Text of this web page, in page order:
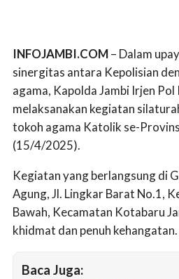
INFOJAMBI.COM– Dalam
sinergitas antara Kepolisian
agama, Kapolda Jambi Irjen
melaksanakan kegiatan
tokoh agama Katolik se-
(15/4/2025).
Kegiatan yang berlangsung di
Agung, Jl. Lingkar Barat No.1,
Bawah, Kecamatan Kotabaru
khidmat dan penuh kehangatan.
Baca Juga: